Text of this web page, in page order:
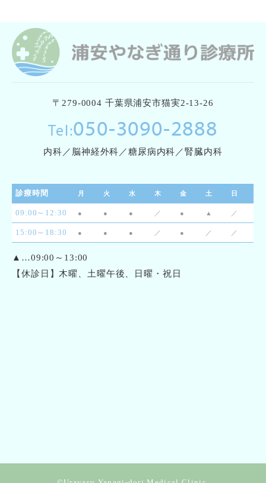
〒279-0004 千葉県浦安市猫実2-13-26
Tel:050-3090-2888
内科／脳神経外科／糖尿病内科／腎臓内科
診療時間 月 火 水 木 金 土 日
09:00～12:30 ● ● ● ／ ● ▲ ／
15:00～18:30 ● ● ● ／ ● ／ ／
▲…09:00～13:00
【休診日】木曜、土曜午後、日曜・祝日